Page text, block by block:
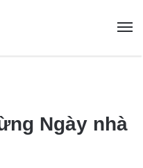
Ngày nhà